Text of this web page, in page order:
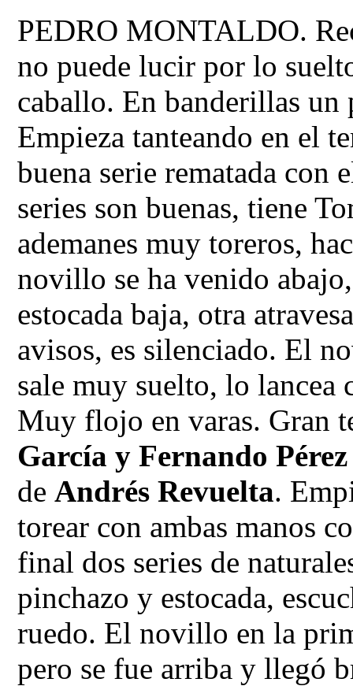
PEDRO MONTALDO.
no puede lucir por lo
caballo. En banderillas un
Empieza tanteando en el
buena serie rematada con
series son buenas, tiene
ademanes muy toreros,
novillo se ha venido
estocada baja, otra
avisos, es silenciado. El
sale muy suelto, lo lancea
Muy flojo en varas. Gran
García y Fernando
deAndrés Revuelta.
torear con ambas manos
final dos series de
pinchazo y estocada,
ruedo. El novillo en la
pero se fue arriba y llegó